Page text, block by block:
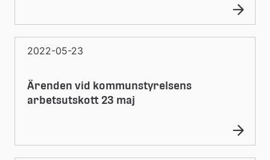
2022-05-23
Ärenden vid kommunstyrelsens
arbetsutskott 23 maj